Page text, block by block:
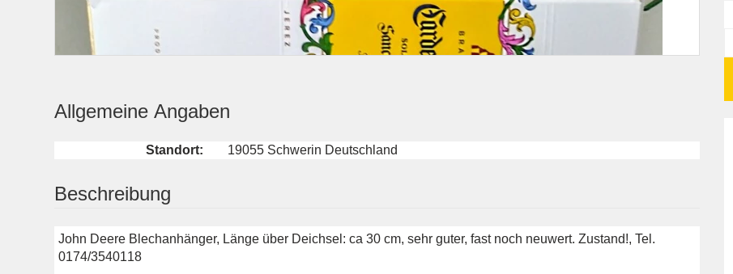
Allgemeine Angaben
Standort: 19055 Schwerin Deutschland
Beschreibung
John Deere Blechanhänger, Länge über Deichsel: ca 30 cm, sehr guter, fast noch neuwert. Zustand!, Tel.
0174/3540118